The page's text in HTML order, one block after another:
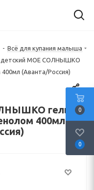
- Всё для купания малыша
детский МОЕ СОЛНЫШКО
(Аванта/Россия)
гель д/
400мл
0
0